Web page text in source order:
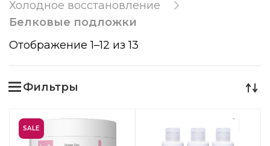
Холодное восстановление
Белковые подложки
Отображение 1–12 из 13
Фильтры
SALE